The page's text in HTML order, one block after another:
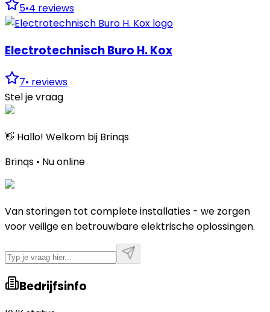
5•4 reviews
Electrotechnisch Buro H. Kox
7• reviews
Stel je vraag
👋 Hallo! Welkom bij Brinqs
Brinqs • Nu online
Van storingen tot complete installaties - we zorgen
voor veilige en betrouwbare elektrische oplossingen.
Bedrijfsinfo